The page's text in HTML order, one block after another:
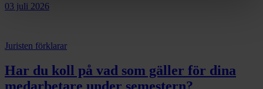
03 juli 2026
Juristen förklarar
Har du koll på vad som gäller för dina
medarbetare under semestern?